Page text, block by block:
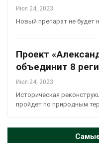
Июл 24, 2023
Новый препарат не будет
Проект
объединит 8
Июл 24, 2023
Историческая
пройдет по природным